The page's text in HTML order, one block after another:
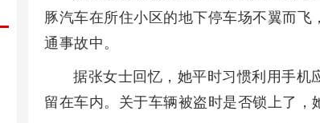
豚汽车在所住小区的地下停车场不翼而
通事故中。
据张女士回忆，她平时习惯利用手机
留在车内。关于车辆被盗时是否锁上了，